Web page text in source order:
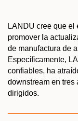
LANDU cree que el
promover la
de manufactura de
Específicamente,
confiables, ha
downstream en tres
dirigidos.